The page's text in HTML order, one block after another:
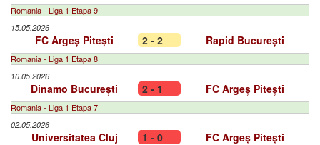
Romania - Liga 1 Etapa 9
15.05.2026
FC Argeș Pitești 2 - 2 Rapid București
Romania - Liga 1 Etapa 8
10.05.2026
Dinamo București 2 - 1 FC Argeș Pitești
Romania - Liga 1 Etapa 7
02.05.2026
Universitatea Cluj 1 - 0 FC Argeș Pitești